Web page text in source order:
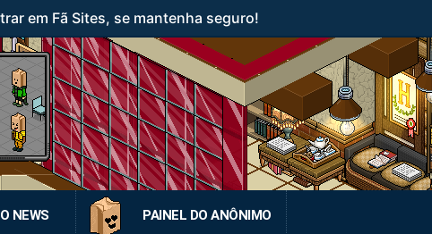
em Fã Sites, se mantenha seguro!
NEWS PAINEL DO ANÔNIMO